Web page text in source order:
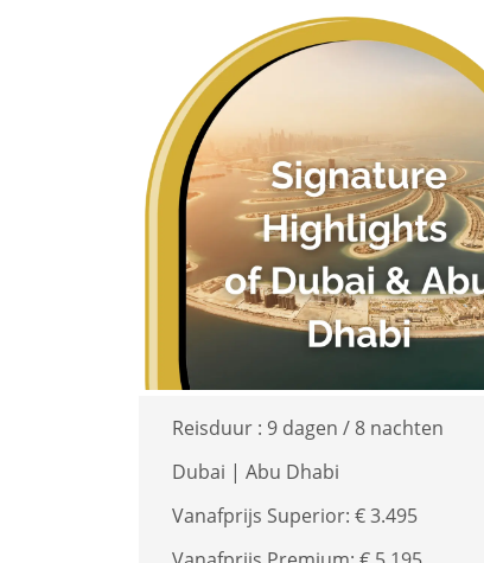
Reisduur : 9 dagen / 8 nachten
Dubai | Abu Dhabi
Vanafprijs Superior: €3.495